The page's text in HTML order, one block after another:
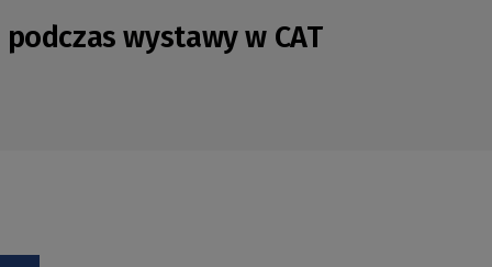
wystawy w CAT